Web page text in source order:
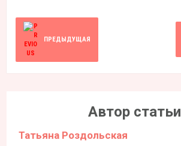
ПРЕДЫДУЩАЯ
Автор статьи
Татьяна Роздольская